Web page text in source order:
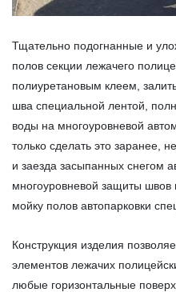
Тщательно подогнанные и
полов секции лежачего
полиуретановым клеем,
шва специальной лентой,
воды на многоуровневой
только сделать это заранее,
и заезда засыпанных снегом
многоуровневой защиты швов
мойку полов автопарковки
Конструкция изделия
элементов лежачих
любые горизонтальные